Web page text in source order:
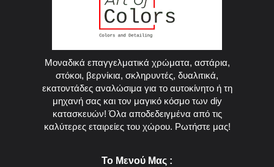
Μοναδικά επαγγελματικά χρώματα, αστάρια,
στόκοι, βερνίκια, σκληρυντές, δυαλιτικά,
εκατοντάδες αναλώσιμα για το αυτοκίνητο ή τη
μηχανή σας και τον μαγικό κόσμο των diy
κατασκευών! Όλα αποδεδειγμένα από τις
καλύτερες εταιρείες του χώρου. Ρωτήστε μας!
Το Μενού Μας :